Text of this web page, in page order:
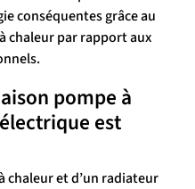
conséquentes grâce au
chaleur par rapport aux
pompe à
est
chaleur et d’un radiateur